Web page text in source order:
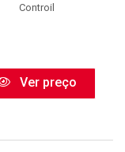
Controil
Ver preço